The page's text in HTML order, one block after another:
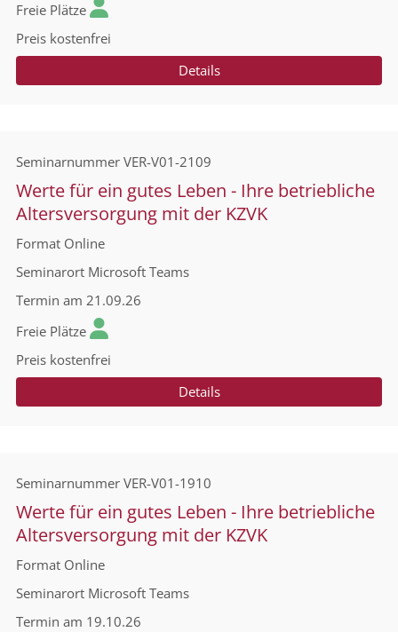
Freie Plätze
Preis kostenfrei
Details
Seminarnummer VER-V01-2109
Werte für ein gutes Leben - Ihre betriebliche
Altersversorgung mit der KZVK
Format Online
Seminarort Microsoft Teams
Termin am 21.09.26
Freie Plätze
Preis kostenfrei
Details
Seminarnummer VER-V01-1910
Werte für ein gutes Leben - Ihre betriebliche
Altersversorgung mit der KZVK
Format Online
Seminarort Microsoft Teams
Termin am 19.10.26